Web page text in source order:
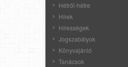
Hétről-hétre
Hírek
Hírességek
Jogszabályok
Könyvajánló
Tanácsok